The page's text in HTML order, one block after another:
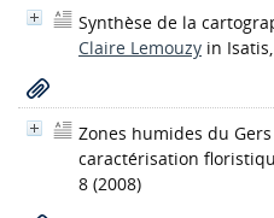
Synthèse de la
Claire Lemouzy in
Zones humides du
caractérisation
8 (2008)